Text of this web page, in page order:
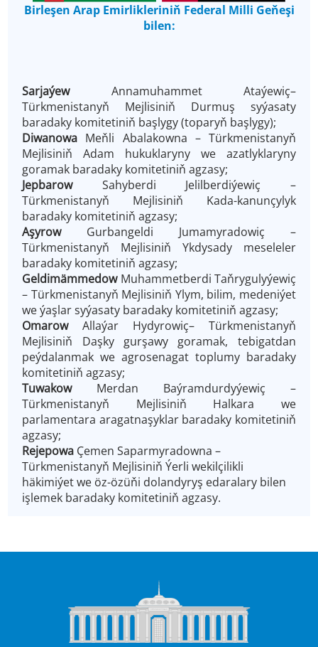
Birleşen Arap Emirlikleriniň Federal Milli Geňeşi
bilen:
Sarjaýew Annamuhammet
Ataýewiç–
Türkmenistanyň Mejlisiniň Durmuş syýasaty
baradaky komitetiniň başlygy (toparyň başlygy);
Diwanowa Meňli Abalakowna – Türkmenistanyň
Mejlisiniň Adam hukuklaryny we azatlyklaryny
goramak baradaky komitetiniň agzasy;
Jepbarow Sahyberdi Jelilberdiýewiç –
Türkmenistanyň Mejlisiniň Kada-kanunçylyk
baradaky komitetiniň agzasy;
Aşyrow Gurbangeldi Jumamyradowiç –
Türkmenistanyň Mejlisiniň Ykdysady meseleler
baradaky komitetiniň agzasy;
Geldimämmedow Muhammetberdi Taňrygulyýewiç
– Türkmenistanyň Mejlisiniň Ylym, bilim, medeniýet
we ýaşlar syýasaty baradaky komitetiniň agzasy;
OmarowAllaýar Hydyrowiç– Türkmenistanyň
Mejlisiniň Daşky gurşawy goramak, tebigatdan
peýdalanmak we agrosenagat toplumy baradaky
komitetiniň agzasy;
Tuwakow Merdan Baýramdurdyýewiç –
Türkmenistanyň Mejlisiniň Halkara we
parlamentara aragatnaşyklar baradaky komitetiniň
agzasy;
Rejepowa Çemen Saparmyradowna –
Türkmenistanyň Mejlisiniň Ýerli wekilçilikli
häkimiýet we öz-özüňi dolandyryş edaralary bilen
işlemek baradaky komitetiniň agzasy.